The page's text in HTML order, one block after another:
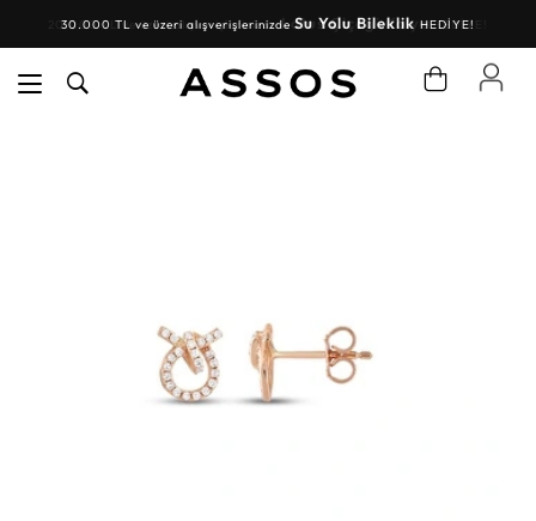
30.000 TL ve üzeri alışverişlerinizde Su Yolu Bileklik HEDİYE!